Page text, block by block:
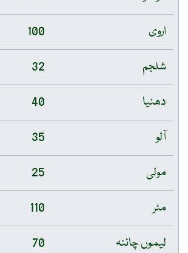
اروی
100
شلجم
32
دھنیا
40
آلو
35
مولی
25
مٹر
110
لیموں چائنہ
70